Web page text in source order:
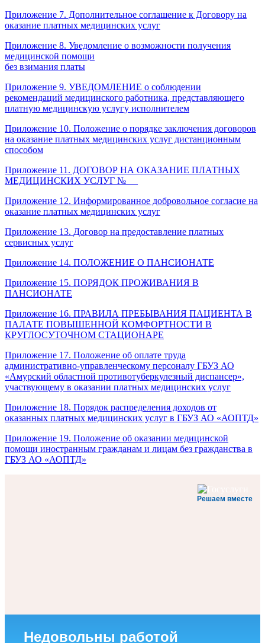
Приложение 7. Дополнительное соглашение к Договору на
оказание платных медицинских услуг
Приложение 8. Уведомление о возможности получения
медицинской помощи
без взимания платы
Приложение 9. УВЕДОМЛЕНИЕ о соблюдении
рекомендаций медицинского работника, представляющего
платную медицинскую услугу исполнителем
Приложение 10. Положение о порядке заключения договоров
на оказание платных медицинских услуг дистанционным
способом
Приложение 11. ДОГОВОР НА ОКАЗАНИЕ ПЛАТНЫХ
МЕДИЦИНСКИХ УСЛУГ № __
Приложение 12. Информированное добровольное согласие на
оказание платных медицинских услуг
Приложение 13. Договор на предоставление платных
сервисных услуг
Приложение 14. ПОЛОЖЕНИЕ О ПАНСИОНАТЕ
Приложение 15. ПОРЯДОК ПРОЖИВАНИЯ В
ПАНСИОНАТЕ
Приложение 16. ПРАВИЛА ПРЕБЫВАНИЯ ПАЦИЕНТА В
ПАЛАТЕ ПОВЫШЕННОЙ КОМФОРТНОСТИ В
КРУГЛОСУТОЧНОМ СТАЦИОНАРЕ
Приложение 17. Положение об оплате труда
административно-управленческому персоналу ГБУЗ АО
«Амурский областной противотуберкулезный диспансер»,
участвующему в оказании платных медицинских услуг
Приложение 18. Порядок распределения доходов от
оказанных платных медицинских услуг в ГБУЗ АО «АОПТД»
Приложение 19. Положение об оказании медицинской
помощи иностранным гражданам и лицам без гражданства в
ГБУЗ АО «АОПТД»
Решаем вместе
Недовольны работой